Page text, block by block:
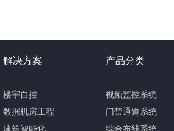
解决方案
楼宇自控
数据机房工程
建筑智能化
产品分类
视频监控系统
门禁通道系统
综合布线系统